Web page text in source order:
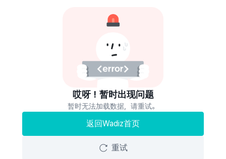
哎呀！暂时出现问题
暂时无法加载数据，请重试。
返回Wadiz首页
重试